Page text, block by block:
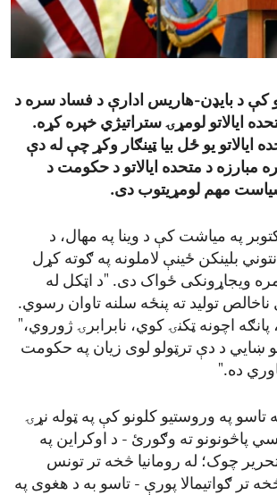
ENVIRONMENT AND HEALTH
IDEALS AND INSTITUTIONS
کې د بایډن-هاریس ادارې د فساد سره د
ایالاتو لومړۍ ستراتیژي خپره کړه.
ایالاتو یو ځل بیا ټینګار وکړ چې له دې
مبارزه د متحده ایالاتو د حکومت د
مهم لومړیتوب دی.
په میاشت کې د وینا په مهال، د
بلینکن ځینې لاملونه په ګوته کړل
ویجاړونکی ځواک دی. "د اټکل له
تولید ته پنځه سلنه تاوان رسوي.
اچونه ټکنۍ کوي، نابرابرۍ ژوروي،"
ښایي د دې ترټولو لوی زیان په حکومت
ده."
په وروستیو کلونو کې په ټوله نړۍ
پاڅونونو ته وګورئ - د اوکراین په
چوک؛ له رومانیا څخه تر تونس
تر ګواتیمالا پورې - تاسو به د هغوی په